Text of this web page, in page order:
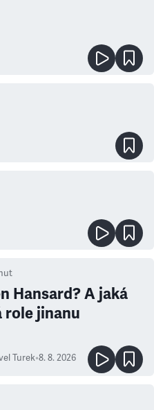
Hansard? A jaká
role jinanu
Turek•8. 8. 2026